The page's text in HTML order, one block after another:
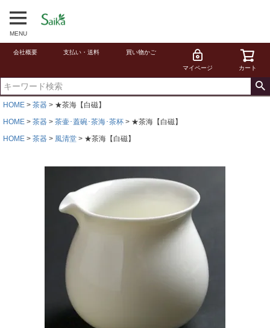
MENU
会社概要 支払い・送料 買い物かご
マイページ カート
HOME 茶器
★茶海【白磁】
HOME
茶器 茶壷･蓋碗･茶海･茶杯
★茶海【白磁】
HOME
茶器 風清堂 ★茶海【白磁】